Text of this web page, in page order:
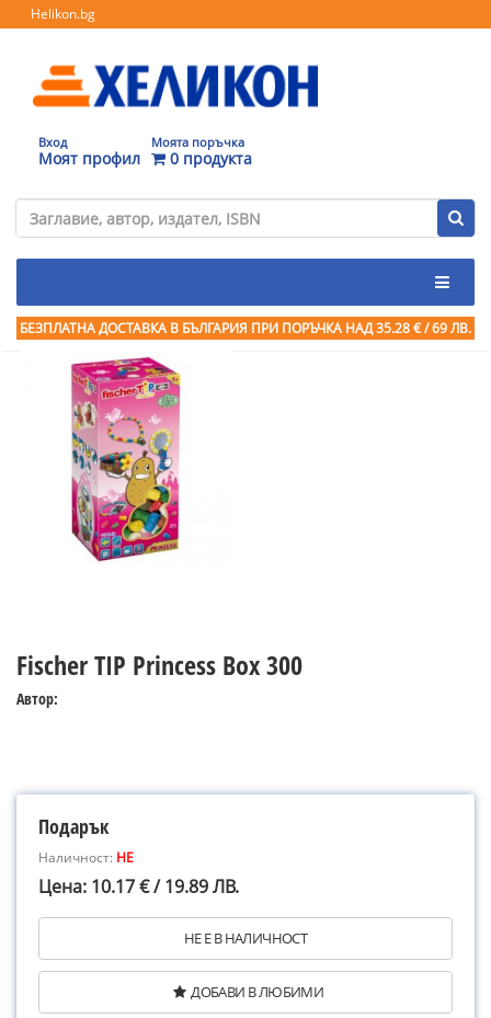
Helikon.bg
Вход
Моят профил
Моята поръчка
0 продукта
БЕЗПЛАТНА ДОСТАВКА В БЪЛГАРИЯ ПРИ ПОРЪЧКА НАД 35.28 € / 69 ЛВ.
Fischer TIP Princess Box 300
Автор:
Подарък
Наличност: НЕ
Цена: 10.17 € / 19.89 ЛВ.
НЕ Е В НАЛИЧНОСТ
ДОБАВИ В ЛЮБИМИ